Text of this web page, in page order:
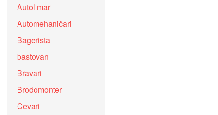
Autolimar
Automehaničari
Bagerista
bastovan
Bravari
Brodomonter
Cevari